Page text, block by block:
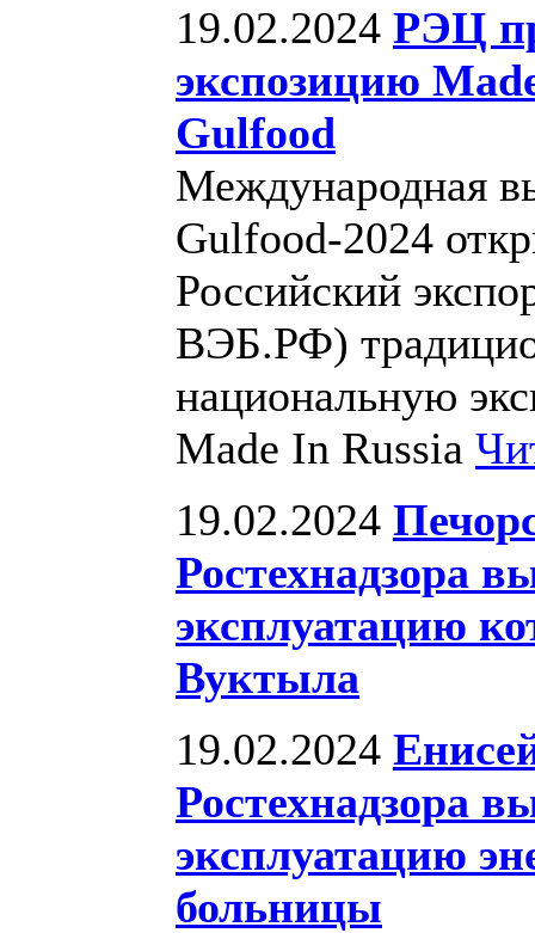
19.02.2024 РЭЦ
экспозицию
Gulfood
Международная
Gulfood-2024
Российский
ВЭБ.РФ)
национальную
Made In Russia
19.02.2024
Ростехнадзора
эксплуатацию
Вуктыла
19.02.2024
Ростехнадзора
эксплуатацию
больницы